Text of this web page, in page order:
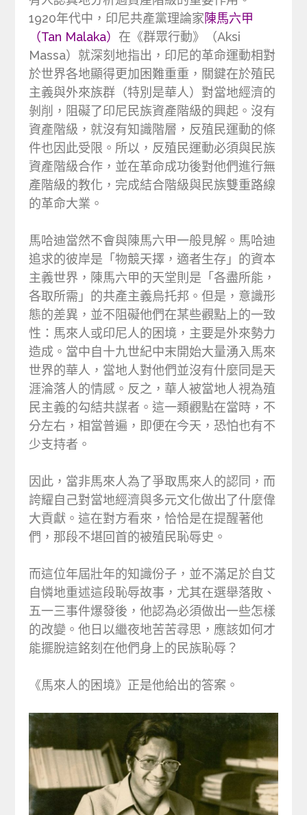
1920年代中，印尼共產黨理論家陳馬六甲
（Tan Malaka） 在《群眾行動》（Aksi
Massa）就深刻地指出，印尼的革命運動相對
於世界各地顯得更加困難重重，關鍵在於殖民
主義與外來族群（特別是華人）對當地經濟的
剝削，阻礙了印尼民族資產階級的興起。沒有
資產階級，就沒有知識階層，反殖民運動的條
件也因此受限。所以，反殖民運動必須與民族
資產階級合作，並在革命成功後對他們進行無
產階級的教化，完成結合階級與民族雙重路線
的革命大業。
馬哈迪當然不會與陳馬六甲一般見解。馬哈迪
追求的彼岸是「物競天擇，適者生存」的資本
主義世界，陳馬六甲的天堂則是「各盡所能，
各取所需」的共產主義烏托邦。但是，意識形
態的差異，並不阻礙他們在某些觀點上的一致
性：馬來人或印尼人的困境，主要是外來勢力
造成。當中自十九世紀中末開始大量湧入馬來
世界的華人，當地人對他們並沒有什麼同是天
涯淪落人的情感。反之，華人被當地人視為殖
民主義的勾結共謀者。這一類觀點在當時，不
分左右，相當普遍，即便在今天，恐怕也有不
少支持者。
因此，當非馬來人為了爭取馬來人的認同，而
誇耀自己對當地經濟與多元文化做出了什麼偉
大貢獻。這在對方看來，恰恰是在提醒著他
們，那段不堪回首的被殖民恥辱史。
而這位年屆壯年的知識份子，並不滿足於自艾
自憐地重述這段恥辱故事，尤其在選舉落敗、
五一三事件爆發後，他認為必須做出一些怎樣
的改變。他日以繼夜地苦苦尋思，應該如何才
能擺脫這銘刻在他們身上的民族恥辱？
《馬來人的困境》正是他給出的答案。